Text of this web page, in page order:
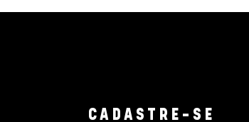
CADASTRE-SE